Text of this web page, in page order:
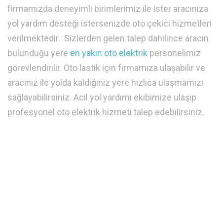
firmamızda deneyimli birimlerimiz ile ister aracınıza
yol yardım desteği istersenizde oto çekici hizmetleri
verilmektedir. Sizlerden gelen talep dahilince aracın
bulunduğu yere en yakın oto elektrik personelimiz
görevlendirilir. Oto lastik için firmamıza ulaşabilir ve
aracınız ile yolda kaldığınız yere hızlıca ulaşmamızı
sağlayabilirsiniz. Acil yol yardımı ekibimize ulaşıp
profesyonel oto elektrik hizmeti talep edebilirsiniz.